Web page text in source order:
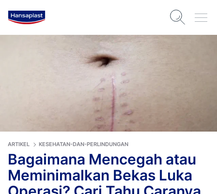
ARTIKEL KESEHATAN-DAN-PERLINDUNGAN
Bagaimana Mencegah atau
Meminimalkan Bekas Luka